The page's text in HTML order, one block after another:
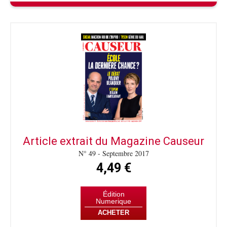
Article extrait du Magazine Causeur
N° 49 - Septembre 2017
4,49 €
Édition
Numerique
ACHETER